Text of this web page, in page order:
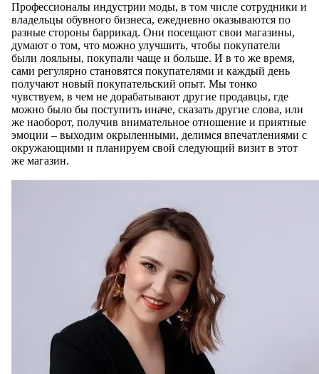
Профессионалы индустрии моды, в том числе сотрудники и
владельцы обувного бизнеса, ежедневно оказываются по
разные стороны баррикад. Они посещают свои магазины,
думают о том, что можно улучшить, чтобы покупатели
были лояльны, покупали чаще и больше. И в то же время,
сами регулярно становятся покупателями и каждый день
получают новый покупательский опыт. Мы тонко
чувствуем, в чем не дорабатывают другие продавцы, где
можно было бы поступить иначе, сказать другие слова, или
же наоборот, получив внимательное отношение и приятные
эмоции – выходим окрыленными, делимся впечатлениями с
окружающими и планируем свой следующий визит в этот
же магазин.